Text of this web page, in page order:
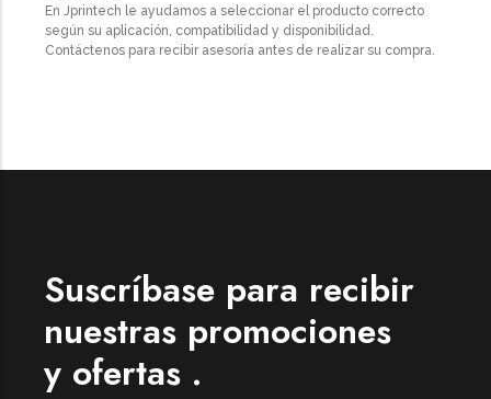
En Jprintech le ayudamos a seleccionar el producto correcto
según su aplicación, compatibilidad y disponibilidad.
Contáctenos para recibir asesoría antes de realizar su compra.
Suscríbase para recibir
nuestras promociones
y ofertas .